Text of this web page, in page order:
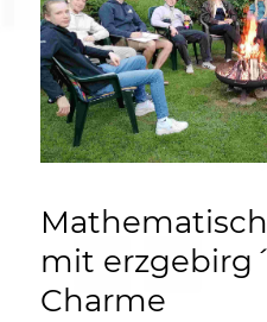
mit
Charme